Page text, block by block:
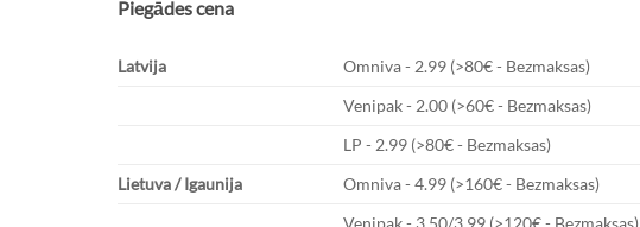
Piegādes cena
Latvija
Omniva - 2.99 (>80€ - Bezmaksas)
Venipak - 2.00 (>60€ - Bezmaksas)
LP - 2.99 (>80€ - Bezmaksas)
Lietuva / Igaunija
Omniva - 4.99 (>160€ - Bezmaksas)
Venipak - 3.50/3.99 (>120€ - Bezmaksas)